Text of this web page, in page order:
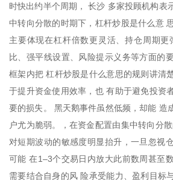
时快出约半个周期， 长沙 多家投顾机构表
中转向分散的时期下，杠杆炒股是什么意
主要体现在杠杆倍数更灵活、持仓周期更
比、强平线设置、风险提示义务等方面的
框架内把 杠杆炒股是什么意思的规则讲清
于提升资金使用效率，也 有助于避免投资
要的损失。 黑天鹅事件虽然低频，却能 造
户尤为脆弱。，在资金配置由集中转向分
对短期波动的敏感度明显抬升，一旦忽视
可能 在1–3个交易日内放大此前数周甚至
需要结合自身的风 险承受能力、盈利目标